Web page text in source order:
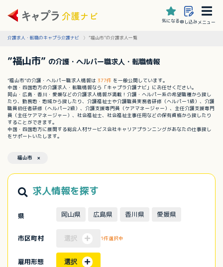
気になる申し込みメニュー
介護求人・転職のキャプラ介護ナビ ”福山市”の介護求人一覧
”福山市” の介護・ヘルパー職求人・転職情報
”福山市”の介護・ヘルパー職求人情報は 377件 を一般公開しています。
中国・四国地方の介護求人・転職情報なら「キャプラ介護ナビ」にお任せください。
岡山・広島・香川・愛媛などの介護求人情報が満載！介護・ヘルパー系の希望職種から探し
たり、勤務地・地域から探したり、介護福祉士や介護職員実務者研修（ヘルパー1級）、介護
職員初任者研修（ヘルパー2級）、介護支援専門員（ケアマネージャー）、主任介護支援専門
員（主任ケアマネージャー）、社会福祉士、社会福祉主事任用などの保有資格から探したり
することができます。
中国・四国地方に展開する総合人材サービス会社キャリアプランニングがあなたの仕事探し
をサポートいたします。
福山市 ×
求人情報を探す
県 岡山県 広島県 香川県 愛媛県
市区町村 選択 1件選択中
雇用形態 選択